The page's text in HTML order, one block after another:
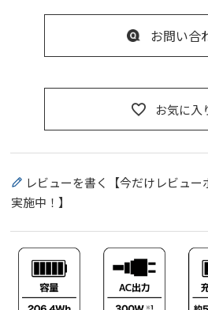
お気に入
お問い合
レビューを書く【今だけレビュ
実施中！】